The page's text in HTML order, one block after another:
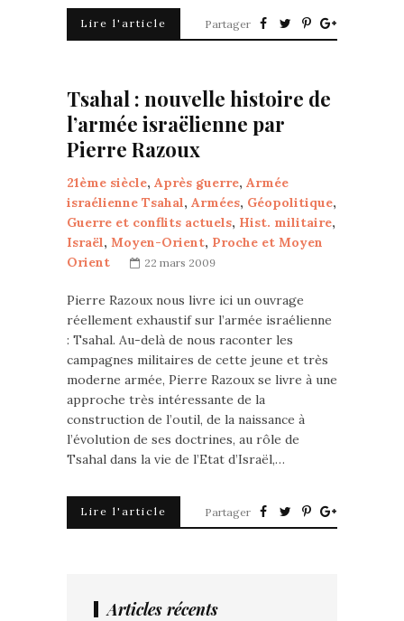
Lire l'article Partager
Tsahal : nouvelle histoire de
l’armée israëlienne par
Pierre Razoux
21ème siècle, Après guerre, Armée
israélienne Tsahal, Armées, Géopolitique,
Guerre et conflits actuels, Hist. militaire,
Israël, Moyen-Orient, Proche et Moyen
Orient
22 mars 2009
Pierre Razoux nous livre ici un ouvrage
réellement exhaustif sur l’armée israélienne
: Tsahal. Au-delà de nous raconter les
campagnes militaires de cette jeune et très
moderne armée, Pierre Razoux se livre à une
approche très intéressante de la
construction de l’outil, de la naissance à
l’évolution de ses doctrines, au rôle de
Tsahal dans la vie de l’Etat d’Israël,…
Lire l'article Partager
Articles récents